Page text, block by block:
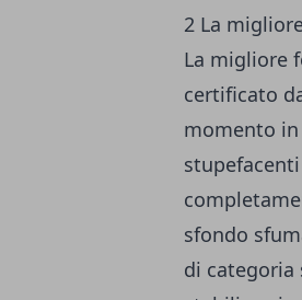
2 La
La migliore
certificato
momento
sfondo
di categoria